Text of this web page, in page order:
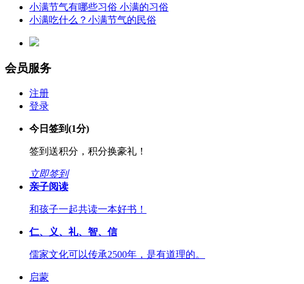
小满节气有哪些习俗 小满的习俗
小满吃什么？小满节气的民俗
会员服务
注册
登录
今日签到(1分)
签到送积分，积分换豪礼！
立即签到
亲子阅读
和孩子一起共读一本好书！
仁、义、礼、智、信
儒家文化可以传承2500年，是有道理的。
启蒙